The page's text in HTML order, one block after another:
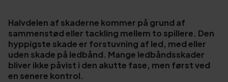
Halvdelen af skaderne kommer på grund af
sammenstød eller tackling mellem to spillere. Den
hyppigste skade er forstuvning af led, med eller
uden skade på ledbånd. Mange ledbåndsskader
bliver ikke påvist i den akutte fase, men først ved
en senere kontrol.